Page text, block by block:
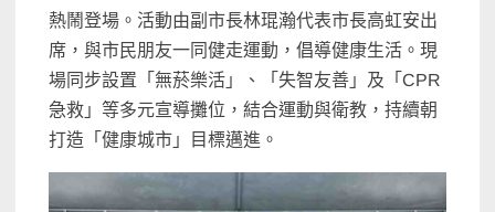
熱鬧登場。活動由副市長林琨瀚代表市長高虹安出
席，與市民朋友一同健走運動，倡導健康生活。現
場同步設置「無菸樂活」、「失智友善」及「CPR
急救」等多元宣導攤位，結合運動與衛教，持續朝
打造「健康城市」目標邁進。